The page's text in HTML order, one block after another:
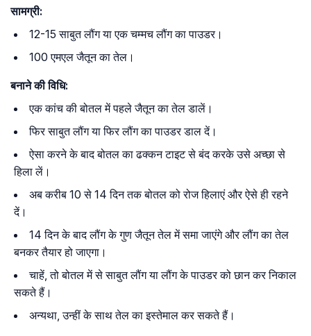
सामग्री:
12-15 साबुत लौंग या एक चम्मच लौंग का पाउडर।
100 एमएल जैतून का तेल।
बनाने की विधि:
एक कांच की बोतल में पहले जैतून का तेल डालें।
फिर साबुत लौंग या फिर लौंग का पाउडर डाल दें।
ऐसा करने के बाद बोतल का ढक्कन टाइट से बंद करके उसे अच्छा से
हिला लें।
अब करीब 10 से 14 दिन तक बोतल को रोज हिलाएं और ऐसे ही रहने
दें।
14 दिन के बाद लौंग के गुण जैतून तेल में समा जाएंगे और लौंग का तेल
बनकर तैयार हो जाएगा।
चाहें, तो बोतल में से साबुत लौंग या लौंग के पाउडर को छान कर निकाल
सकते हैं।
अन्यथा, उन्हीं के साथ तेल का इस्तेमाल कर सकते हैं।